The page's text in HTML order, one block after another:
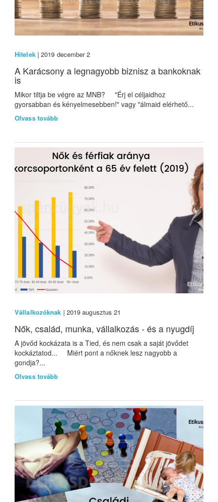
Hitelek| 2019 december 2
A Karácsony a legnagyobb biznisz a bankoknak
is
Mikor tiltja be végre az MNB? "Érj el céljaidhoz
gyorsabban és kényelmesebben!" vagy "álmaid elérhető...
Olvass tovább
Vállalkozóknak | 2019 augusztus 21
Nők, család, munka, vállalkozás - és a nyugdíj
A jövőd kockázata is a Tied, és nem csak a saját jövődet
kockáztatod... Miért pont a nőknek lesz nagyobb a
gondja?...
Olvass tovább